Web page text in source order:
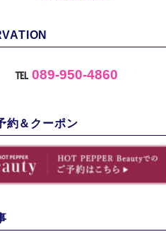
℡089-950-4860
約＆クーポン